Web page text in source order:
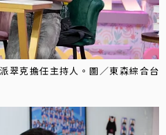
翠克擔任主持人。圖／東森綜合台